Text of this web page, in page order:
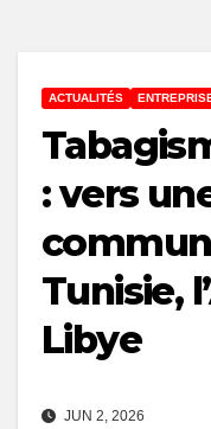
ACTUALITÉS
: vers
Tunisie,
Libye
JUN 2, 2026